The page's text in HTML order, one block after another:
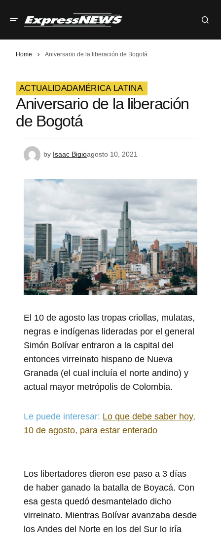
Home Aniversario de la liberación de Bogotá
ACTUALIDADAMÉRICA LATINA
Aniversario de la liberación
de Bogotá
by Isaac Bigioagosto 10, 2021
El 10 de agosto las tropas criollas, mulatas,
negras e indígenas lideradas por el general
Simón Bolívar entraron a la capital del
entonces virreinato hispano de Nueva
Granada (el cual incluía el norte andino) y
actual mayor metrópolis de Colombia.
Le puede interesar: Lo que debe saber hoy,
10 de agosto, para estar enterado
Los libertadores dieron ese paso a 3 días
de haber ganado la batalla de Boyacá. Con
esa gesta quedó desmantelado dicho
virreinato. Mientras Bolívar avanzaba desde
los Andes del Norte en los del Sur lo iría